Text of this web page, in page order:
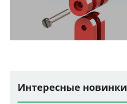
Интересные новинки